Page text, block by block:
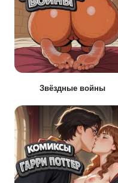
Звёздные войны